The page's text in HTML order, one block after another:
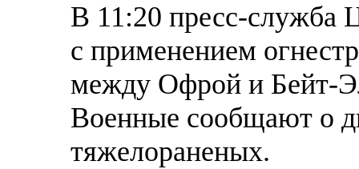
В 11:20 пресс-
с применением
между Офрой и Бейт-
Военные сообщают о
тяжелораненых.